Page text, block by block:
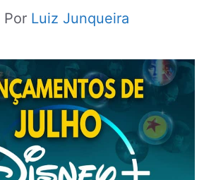
Por Luiz Junqueira